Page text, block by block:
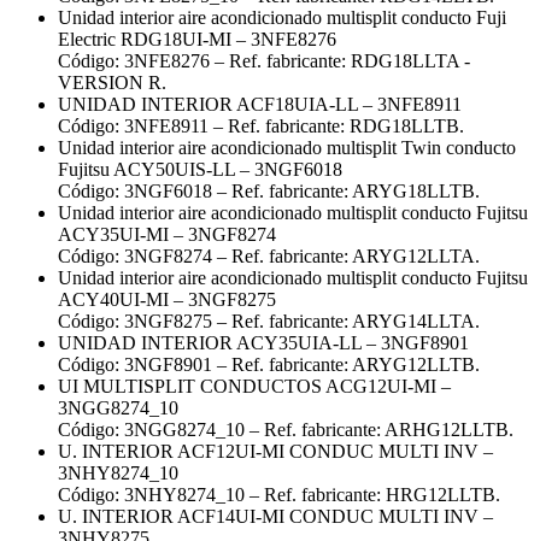
Unidad interior aire acondicionado multisplit conducto Fuji
Electric RDG18UI-MI – 3NFE8276
Código: 3NFE8276 – Ref. fabricante: RDG18LLTA -
VERSION R.
UNIDAD INTERIOR ACF18UIA-LL – 3NFE8911
Código: 3NFE8911 – Ref. fabricante: RDG18LLTB.
Unidad interior aire acondicionado multisplit Twin conducto
Fujitsu ACY50UIS-LL – 3NGF6018
Código: 3NGF6018 – Ref. fabricante: ARYG18LLTB.
Unidad interior aire acondicionado multisplit conducto Fujitsu
ACY35UI-MI – 3NGF8274
Código: 3NGF8274 – Ref. fabricante: ARYG12LLTA.
Unidad interior aire acondicionado multisplit conducto Fujitsu
ACY40UI-MI – 3NGF8275
Código: 3NGF8275 – Ref. fabricante: ARYG14LLTA.
UNIDAD INTERIOR ACY35UIA-LL – 3NGF8901
Código: 3NGF8901 – Ref. fabricante: ARYG12LLTB.
UI MULTISPLIT CONDUCTOS ACG12UI-MI –
3NGG8274_10
Código: 3NGG8274_10 – Ref. fabricante: ARHG12LLTB.
U. INTERIOR ACF12UI-MI CONDUC MULTI INV –
3NHY8274_10
Código: 3NHY8274_10 – Ref. fabricante: HRG12LLTB.
U. INTERIOR ACF14UI-MI CONDUC MULTI INV –